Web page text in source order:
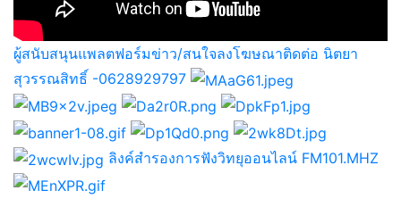
ผู้สนับสนุนแพลตฟอร์มข่าว/สนใจลงโฆษณาติดต่อ นิตยา
สุวรรณสิทธิ์ -0628929797
ลิงค์สำรองการฟังวิทยุออนไลน์ FM101.MHZ